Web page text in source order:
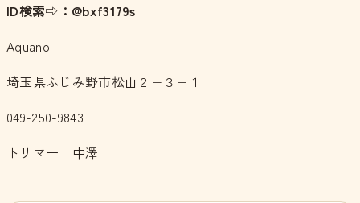
ID検索⇨：@bxf3179s
Aquano
埼玉県ふじみ野市松山２−３−１
049-250-9843
トリマー 中澤